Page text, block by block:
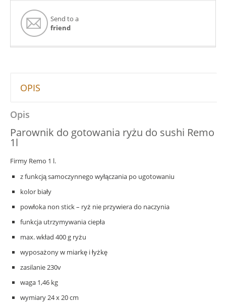
Send to a
friend
OPIS
Opis
Parownik do gotowania ryżu do sushi Remo
1l
Firmy Remo 1 l.
z funkcją samoczynnego wyłączania po ugotowaniu
kolor biały
powłoka non stick – ryż nie przywiera do naczynia
funkcja utrzymywania ciepła
max. wkład 400 g ryżu
wyposażony w miarkę i łyżkę
zasilanie 230v
waga 1,46 kg
wymiary 24 x 20 cm